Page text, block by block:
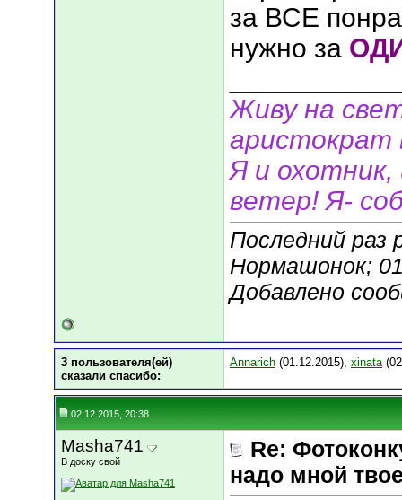
за ВСЕ
нужно за
Живу на
аристократ
Я и охотник,
ветер! Я-
Последний раз
Нормашонок;
Добавлено
3 пользователя(ей)
сказали cпасибо:
Annarich (01.12.2015), xinata
02.12.2015, 20:38
Masha741
В доску свой
Re:
надо мной